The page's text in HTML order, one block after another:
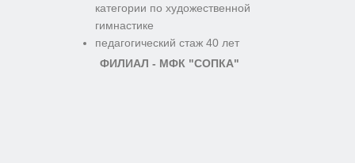
ФИЛИАЛ - МФК "СОПКА"
категории по художественной
гимнастике
педагогический стаж 40 лет